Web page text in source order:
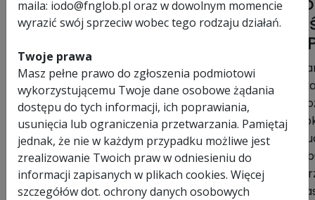
maila: iodo@fnglob.pl oraz w dowolnym momencie
wyrazić swój sprzeciw wobec tego rodzaju działań.
Twoje prawa
Masz pełne prawo do zgłoszenia podmiotowi
wykorzystującemu Twoje dane osobowe żądania
dostępu do tych informacji, ich poprawiania,
usunięcia lub ograniczenia przetwarzania. Pamiętaj
jednak, że nie w każdym przypadku możliwe jest
zrealizowanie Twoich praw w odniesieniu do
informacji zapisanych w plikach cookies. Więcej
szczegółów dot. ochrony danych osobowych
-
-
-